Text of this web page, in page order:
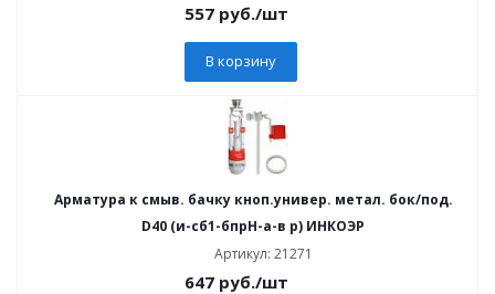
557 руб./шт
В корзину
Арматура к смыв. бачку кноп.универ. метал. бок/под.
D40 (и-сб1-бпрН-а-в р) ИНКОЭР
Артикул: 21271
647 руб./шт